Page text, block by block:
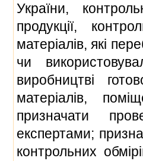
України,
продукцiї,
матерiалiв, якi
чи
виробництвi
матерiалiв,
призначати
експертами;
контрольних